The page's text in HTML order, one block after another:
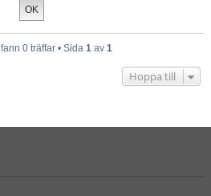
0 träffar • Sida 1av 1
Hoppa till